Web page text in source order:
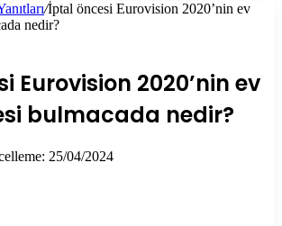
/İptal öncesi Eurovision 2020’nin ev
nedir?
Eurovision 2020’nin ev
bulmacada nedir?
25/04/2024